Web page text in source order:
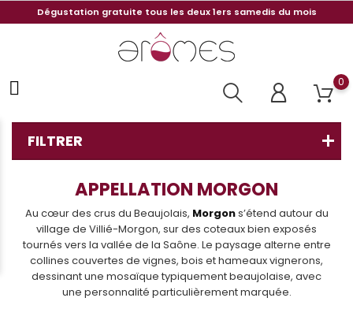
Dégustation gratuite tous les deux 1ers samedis du mois
0
FILTRER
APPELLATION MORGON
Au cœur des crus du Beaujolais, Morgons’étend autour du
village de Villié-Morgon, sur des coteaux bien exposés
tournés vers la vallée de la Saône. Le paysage alterne entre
collines couvertes de vignes, bois et hameaux vignerons,
dessinant une mosaïque typiquement beaujolaise, avec
une personnalité particulièrement marquée.